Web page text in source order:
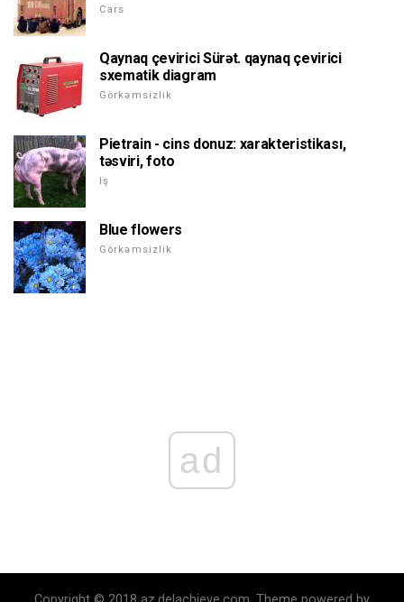
Cars
Qaynaq çevirici Sürət. qaynaq çevirici
sxematik diagram
Görkəmsizlik
Pietrain - cins donuz: xarakteristikası,
təsviri, foto
Iş
Blue flowers
Görkəmsizlik
ad